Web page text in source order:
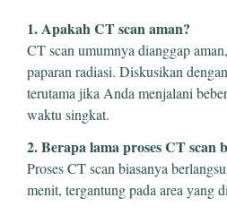
1. Apakah CT scan aman?
CT scan umumnya dianggap
paparan radiasi. Diskusikan
terutama jika Anda menjalani
waktu singkat.
2. Berapa lama proses CT scan
Proses CT scan biasanya
menit, tergantung pada area yang